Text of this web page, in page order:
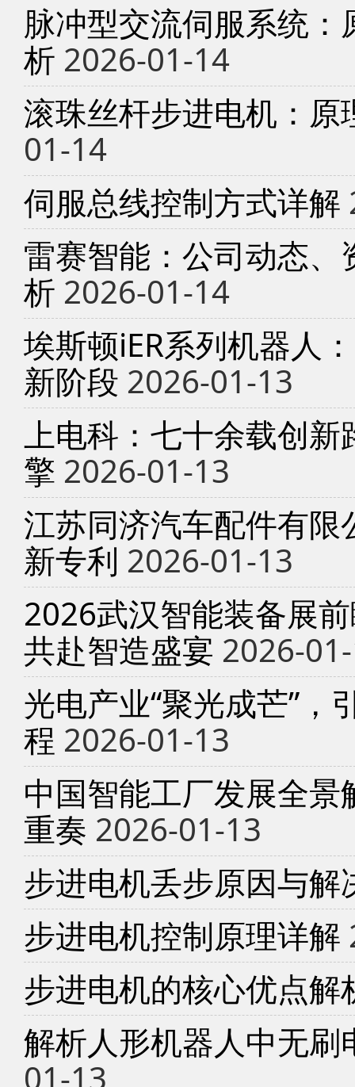
脉冲型交流伺服系统
析 2026-01-14
滚珠丝杆步进电机：
01-14
伺服总线控制方式详解
雷赛智能：公司动态
析 2026-01-14
埃斯顿iER系列机器人
新阶段 2026-01-13
上电科：七十余载创
擎 2026-01-13
江苏同济汽车配件有
新专利 2026-01-13
2026武汉智能装备展
共赴智造盛宴 2026-
光电产业“聚光成芒”，
程 2026-01-13
中国智能工厂发展全
重奏 2026-01-13
步进电机丢步原因与解
步进电机控制原理详解
步进电机的核心优点解
解析人形机器人中无
01-13